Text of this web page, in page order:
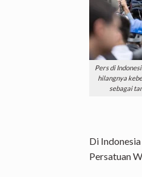
Pers di
hilangnya
sebagai
Di
Persatuan